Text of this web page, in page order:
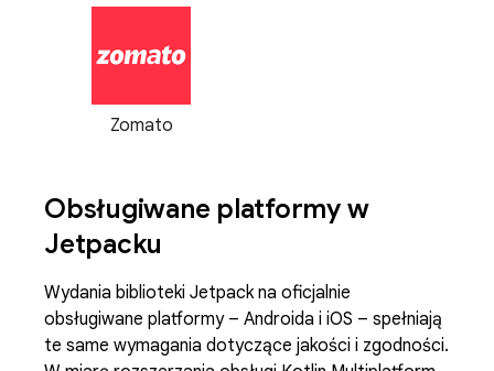
Zomato
Obsługiwane platformy w
Jetpacku
Wydania biblioteki Jetpack na oficjalnie
obsługiwane platformy – Androida i iOS – spełniają
te same wymagania dotyczące jakości i zgodności.